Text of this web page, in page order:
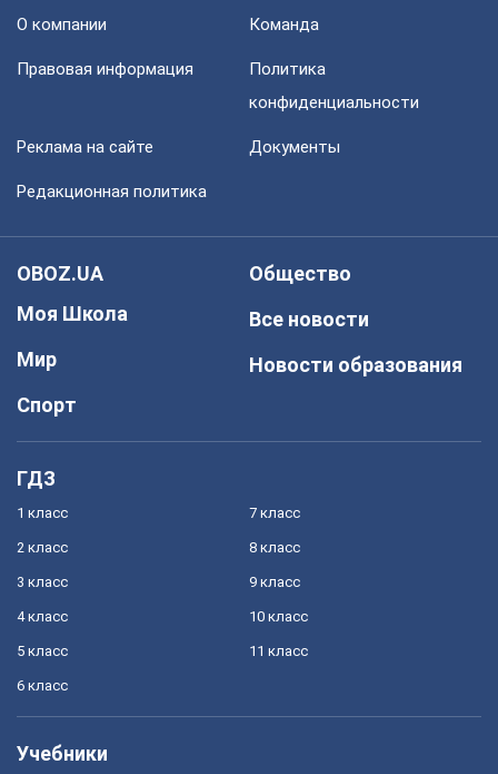
О компании Команда
Правовая информация
Политика
конфиденциальности
Реклама на сайте Документы
Редакционная политика
OBOZ.UA
Моя Школа
Мир
Спорт
Общество
Все новости
Новости образования
ГДЗ
1 класс
2 класс
3 класс
4 класс
5 класс
6 класс
7 класс
8 класс
9 класс
10 класс
11 класс
Учебники